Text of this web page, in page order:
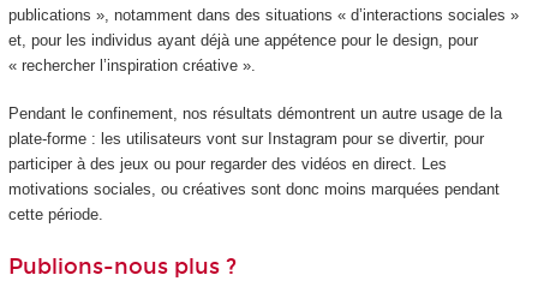
publications », notamment dans des situations « d’interactions sociales »
et, pour les individus ayant déjà une appétence pour le design, pour
« rechercher l’inspiration créative ».
Pendant le confinement, nos résultats démontrent un autre usage de la
plate-forme : les utilisateurs vont sur Instagram pour se divertir, pour
participer à des jeux ou pour regarder des vidéos en direct. Les
motivations sociales, ou créatives sont donc moins marquées pendant
cette période.
Publions-nous plus ?